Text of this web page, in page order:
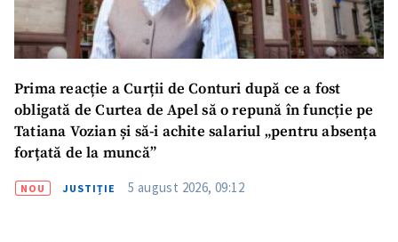
Prima reacție a Curții de Conturi după ce a fost
obligată de Curtea de Apel să o repună în funcție pe
Tatiana Vozian și să-i achite salariul „pentru absența
forțată de la muncă”
NOU JUSTIȚIE 5 august 2026, 09:12